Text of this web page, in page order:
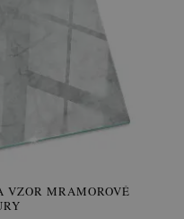
VZOR MRAMOROVÉ